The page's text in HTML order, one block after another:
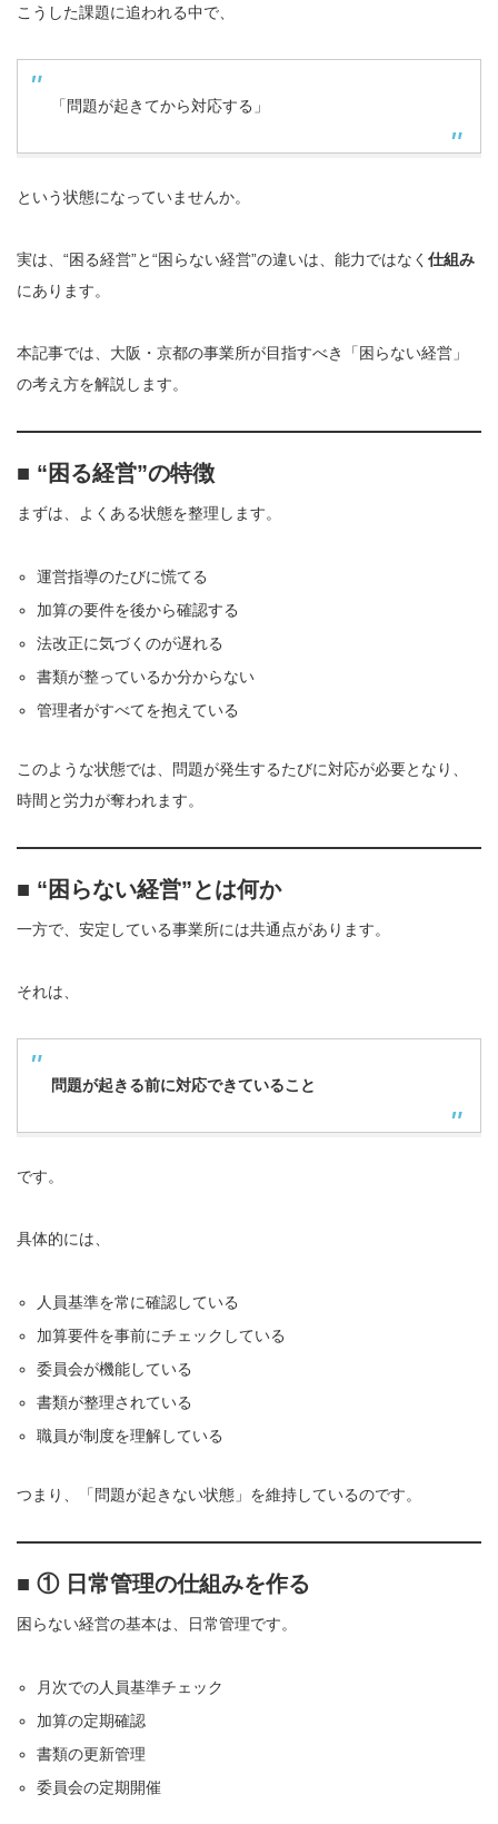
こうした課題に追われる中で、
「問題が起きてから対応する」
という状態になっていませんか。
実は、“困る経営”と“困らない経営”の違いは、能力ではなく 仕組み
にあります。
本記事では、大阪・京都の事業所が目指すべき「困らない経営」
の考え方を解説します。
■ “困る経営”の特徴
まずは、よくある状態を整理します。
運営指導のたびに慌てる
加算の要件を後から確認する
法改正に気づくのが遅れる
書類が整っているか分からない
管理者がすべてを抱えている
このような状態では、問題が発生するたびに対応が必要となり、
時間と労力が奪われます。
■ “困らない経営”とは何か
一方で、安定している事業所には共通点があります。
それは、
問題が起きる前に対応できていること
です。
具体的には、
人員基準を常に確認している
加算要件を事前にチェックしている
委員会が機能している
書類が整理されている
職員が制度を理解している
つまり、「問題が起きない状態」を維持しているのです。
■ ① 日常管理の仕組みを作る
困らない経営の基本は、日常管理です。
月次での人員基準チェック
加算の定期確認
書類の更新管理
委員会の定期開催